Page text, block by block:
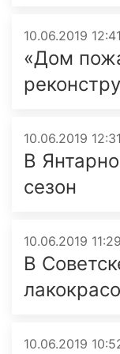
10.06.2019 12:41
«Дом
10.06.2019 12:31
В
сезон
10.06.2019 11:29
В
10.06.2019